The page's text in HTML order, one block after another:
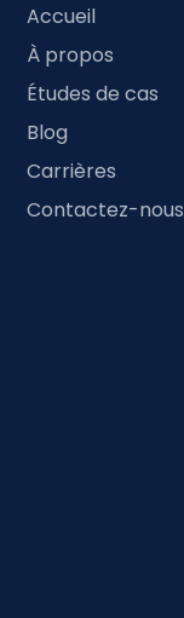
Accueil
À propos
Études de cas
Blog
Carrières
Contactez-nous